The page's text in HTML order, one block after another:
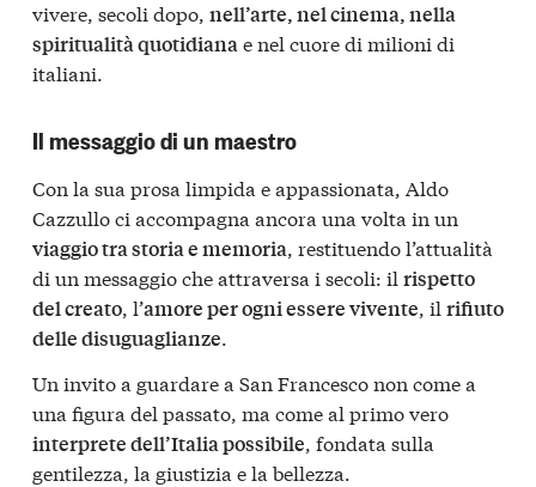
vivere, secoli dopo, nell’arte, nel cinema, nella
spiritualità quotidianae nel cuore di milioni di
italiani.
Il messaggio di un maestro
Con la sua prosa limpida e appassionata, Aldo
Cazzullo ci accompagna ancora una volta in un
viaggio tra storia e memoria, restituendo l’attualità
di un messaggio che attraversa i secoli: il rispetto
del creato, l’amore per ogni essere vivente, il rifiuto
delle disuguaglianze.
Un invito a guardare a San Francesco non come a
una figura del passato, ma come al primo vero
interprete dell’Italia possibile, fondata sulla
gentilezza, la giustizia e la bellezza.